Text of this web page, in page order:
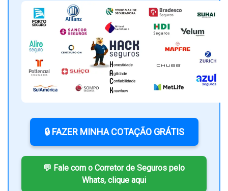
🔒 FAZER MINHA COTAÇÃO GRÁTIS
💬 Fale com o Corretor de Seguros pelo
Whats, clique aqui